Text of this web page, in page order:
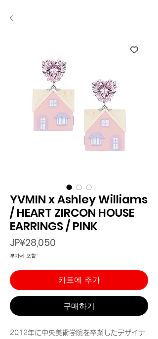
YVMIN x Ashley Williams
/ HEART ZIRCON HOUSE
EARRINGS / PINK
JP¥28,050
부가세 포함:
카트에 추가
구매하기
2012年に中央美術学院を卒業したデザイナ